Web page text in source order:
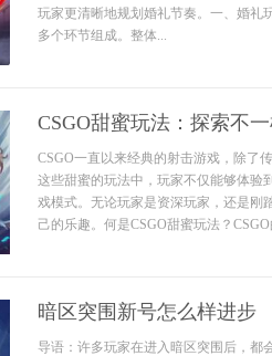
玩家更清晰地规划婚礼节奏。一、婚礼
多个环节组成。整体...
CSGO甜蜜玩法：探索不
CSGO一直以来经典的射击游戏，除了
这些甜蜜的玩法中，玩家不仅能够体验
戏模式。无论玩家是资深玩家，还是刚
己的乐趣。何是CSGO甜蜜玩法？
暗区突围新号怎么样进步
导语：许多玩家在进入暗区突围后，都